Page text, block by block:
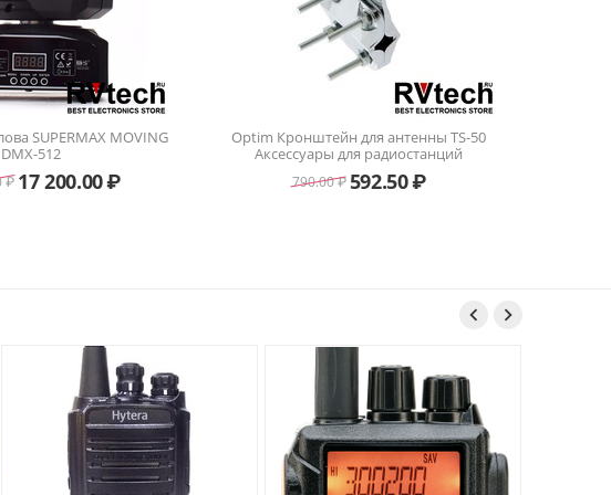
SUPERMAX MOVING
DMX-512
₽ 17 200.00₽
Optim Кронштейн для антенны TS-50
Аксессуары для радиостанций
790.00₽592.50₽
 